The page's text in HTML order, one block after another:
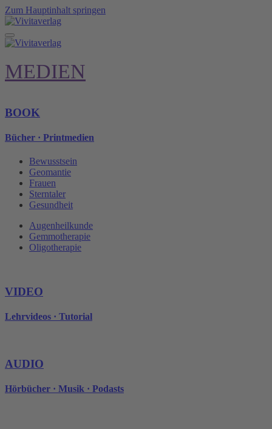
Zum Hauptinhalt springen
MEDIEN
BOOK
Bücher · Printmedien
Bewusstsein
Geomantie
Frauen
Sterntaler
Gesundheit
Augenheilkunde
Gemmotherapie
Oligotherapie
VIDEO
Lehrvideos · Tutorial
AUDIO
Hörbücher · Musik · Podasts